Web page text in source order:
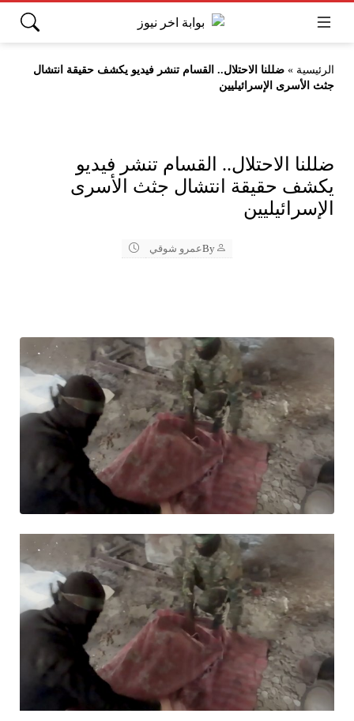
الرئيسية » ضللنا الاحتلال.. القسام تنشر فيديو يكشف حقيقة انتشال
جثث الأسرى الإسرائيليين
ضللنا الاحتلال.. القسام تنشر فيديو
يكشف حقيقة انتشال جثث الأسرى
الإسرائيليين
Byعمرو شوقي